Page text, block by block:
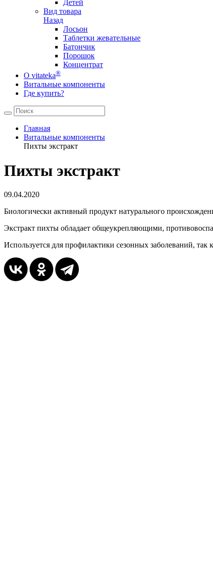
Детей
Вид товара
Назад
Лосьон
Таблетки жевательные
Батончик
Порошок
Концентрат
О vitateka®
Витальные компоненты
Где купить?
Главная
Витальные компоненты
Пихты экстракт
Пихты экстракт
09.04.2020
Биологически активный продукт натурального
Экстракт пихты обладает общеукрепляющими,
Используется для профилактики сезонных заболеваний,